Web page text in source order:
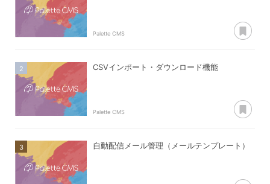
Palette CMS
CSVインポート・ダウンロード機能
Palette CMS
自動配信メール管理（メールテンプレート）